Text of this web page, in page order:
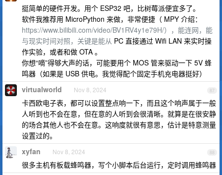
挺简单的硬件开发。用个 ESP32 吧，比树莓派便宜多了。
软件我推荐用 MicroPython 来做，非常便捷（ MPY 介绍：
https://www.bilibili.com/video/BV1RV4y1e79H/），能连网，能
与现实时间对照，关键是能从 PC 直接通过 Wifi LAN 来实时操
作实验，或者和做 OTA 。
你想“嘀”得够大声的话，可能要用个 MOS 管来驱动一下 5V 蜂
鸣器（如果是 USB 供电。我觉得配个固定手机充电器挺好）
87
virtualworld Nov 8, 2024
卡西欧电子表，都可以设置整点响一下，而且这个响声属于一般
人听到也不会在意，但在意的人听到会很清晰。就算是在很安静
的场合其他人也不会在意。这响度就很有意思，估计是特意测量
设置过的。
88
xyfan Nov 8, 2024
很多主机有板载蜂鸣器，写个小脚本后台运行，定时调用蜂鸣器